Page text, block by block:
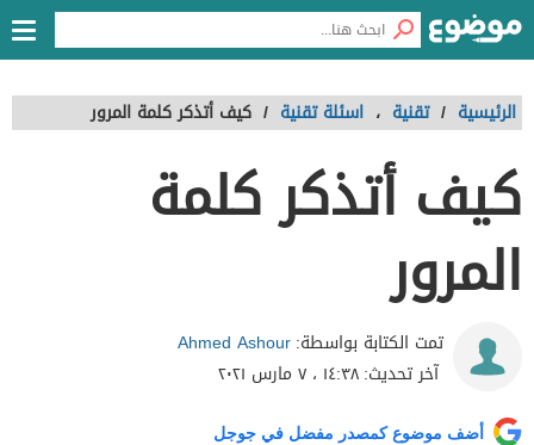
الرئيسية / تقنية ، اسئلة تقنية / كيف أتذكر كلمة المرور
كيف أتذكر كلمة
المرور
تمت الكتابة بواسطة:Ahmed Ashour
آخر تحديث:١٤:٣٨ ، ٧ مارس ٢٠٢١
أضف موضوع كمصدر مفضل في جوجل